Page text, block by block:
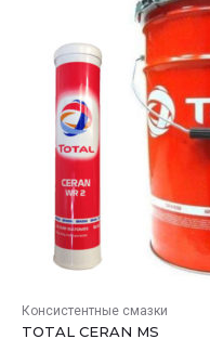
Консистентные смазки
TOTAL CERAN MS